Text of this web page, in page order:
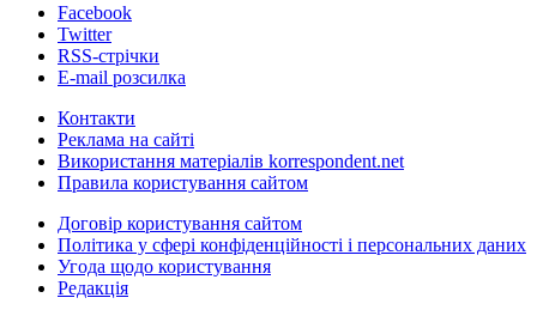
Facebook
Twitter
RSS-стрічки
E-mail розсилка
Контакти
Реклама на сайті
Використання матеріалів korrespondent.net
Правила користування сайтом
Договір користування сайтом
Політика у сфері конфіденційності і персональних даних
Угода щодо користування
Редакція